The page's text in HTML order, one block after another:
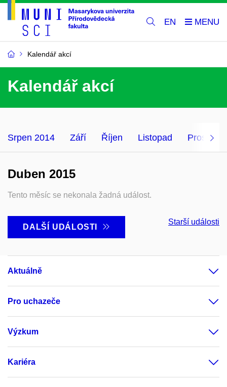
EN
Kalendář akcí
Kalendář akcí
Srpen 2014 Září Říjen Listopad Prosinec
Duben 2015
Tento měsíc se nekonala žadná událost.
DALŠÍ UDÁLOSTI
Starší události
Aktuálně
Pro uchazeče
Výzkum
Kariéra